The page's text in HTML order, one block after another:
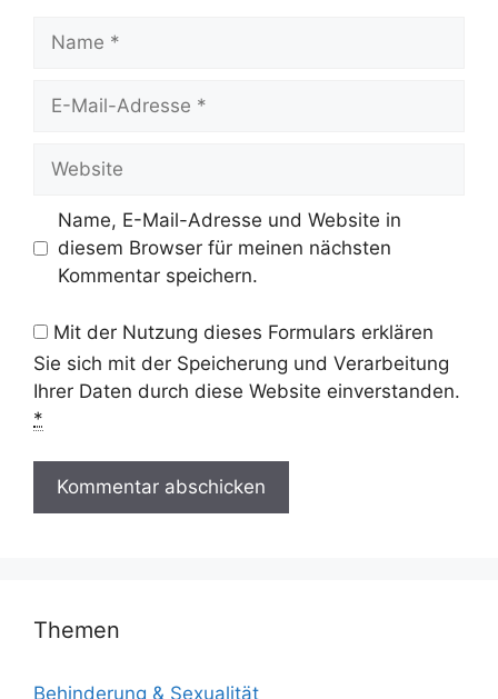
Name
Website
Name, E-Mail-Adresse und Website in
diesem Browser für meinen nächsten
Kommentar speichern.
Mit der Nutzung dieses Formulars erklären
Sie sich mit der Speicherung und Verarbeitung
Ihrer Daten durch diese Website einverstanden.
*
Themen
Behinderung & Sexualität